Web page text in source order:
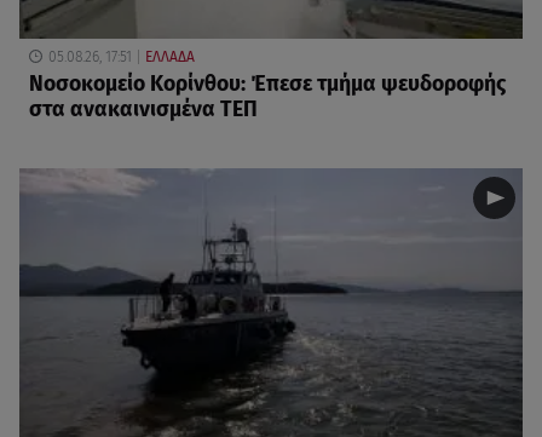
05.08.26, 17:51 ΕΛΛΑΔΑ
Νοσοκομείο Κορίνθου: Έπεσε τμήμα ψευδοροφής
στα ανακαινισμένα ΤΕΠ